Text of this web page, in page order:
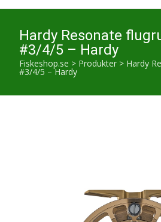
Hardy Resonate
#3/4/5 – Hardy
Fiskeshop.se > Produkter > Hardy
#3/4/5 – Hardy